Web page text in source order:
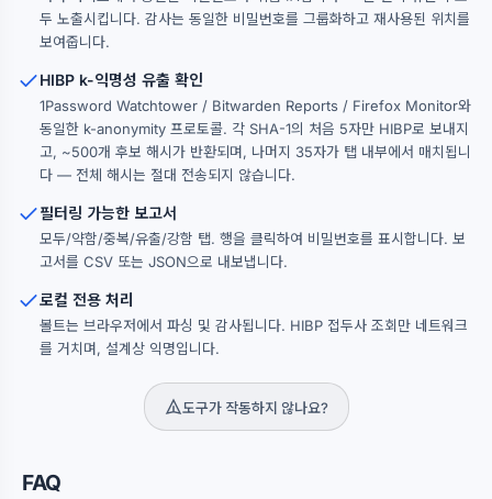
두 노출시킵니다. 감사는 동일한 비밀번호를 그룹화하고 재사용된 위치를
보여줍니다.
HIBP k-익명성 유출 확인
1Password Watchtower / Bitwarden Reports / Firefox Monitor와
동일한 k-anonymity 프로토콜. 각 SHA-1의 처음 5자만 HIBP로 보내지
고, ~500개 후보 해시가 반환되며, 나머지 35자가 탭 내부에서 매치됩니
다 — 전체 해시는 절대 전송되지 않습니다.
필터링 가능한 보고서
모두/약함/중복/유출/강함 탭. 행을 클릭하여 비밀번호를 표시합니다. 보
고서를 CSV 또는 JSON으로 내보냅니다.
로컬 전용 처리
볼트는 브라우저에서 파싱 및 감사됩니다. HIBP 접두사 조회만 네트워크
를 거치며, 설계상 익명입니다.
도구가 작동하지 않나요?
FAQ